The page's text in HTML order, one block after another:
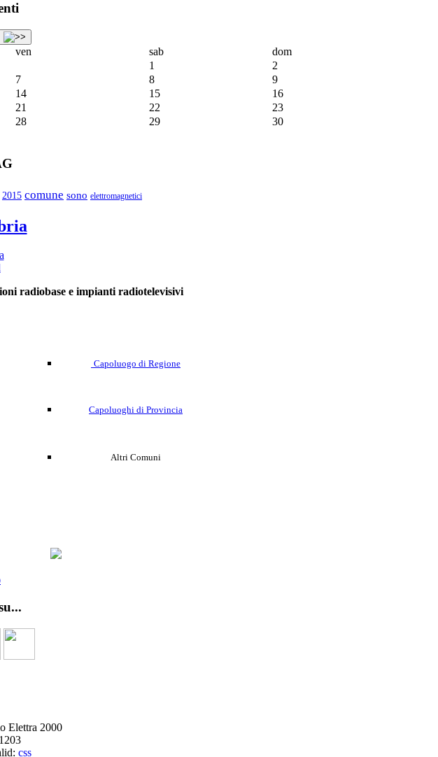
ven sab
dom
1
2
7 8
9
14 15
16
21 22
23
28 29
30
2015 comune sono elettromagnetici
radiobase e impianti radiotelevisivi
Capoluogo di Regione
Capoluoghi di Provincia
Altri Comuni
Elettra 2000
css